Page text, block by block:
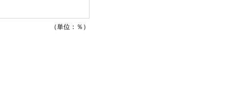
（単位：％）